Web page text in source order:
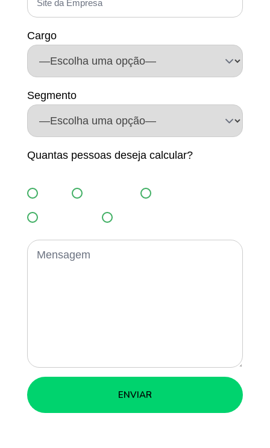
Cargo
Segmento
Quantas pessoas deseja calcular?